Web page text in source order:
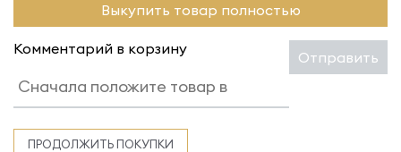
Выкупить товар полностью
Комментарий в корзину Отправить
ПРОДОЛЖИТЬ ПОКУПКИ